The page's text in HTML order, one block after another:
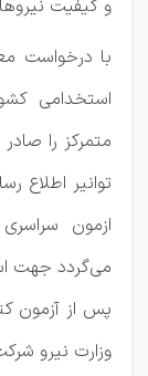
و کیفیت
با درخواست
متمرکز را
توانیر اطلاع
ازمون
می‌گردد جهت
پس از آزمون
وزارت نیرو